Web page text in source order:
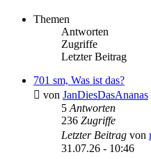
Themen
Antworten
Zugriffe
Letzter Beitrag
701 sm, Was ist das?
von JanDiesDasAnanas
5 Antworten
236 Zugriffe
Letzter Beitrag von
31.07.26 - 10:46